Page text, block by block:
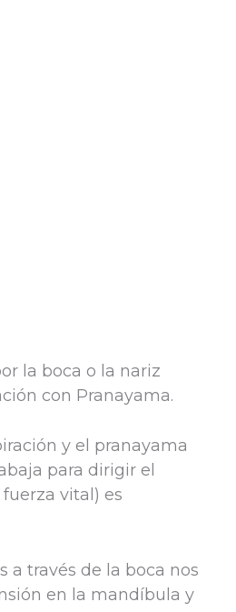
la boca o la nariz
con Pranayama.
y el pranayama
para dirigir el
vital) es
a través de la boca nos
en la mandíbula y